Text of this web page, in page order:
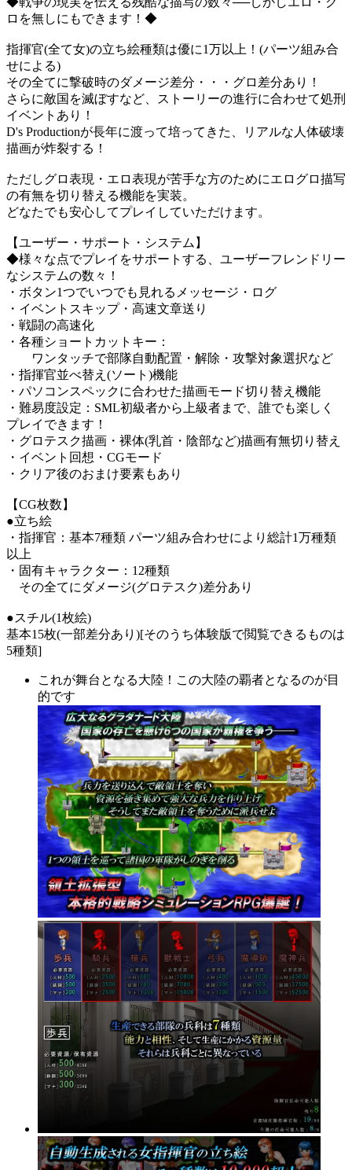
ロを無しにもできます！◆
指揮官(全て女)の立ち絵種類は優に1万以上！(パーツ組み合
せによる)
その全てに撃破時のダメージ差分・・・グロ差分あり！
さらに敵国を滅ぼすなど、ストーリーの進行に合わせて処刑
イベントあり！
D's Productionが長年に渡って培ってきた、リアルな人体破壊
描画が炸裂する！
ただしグロ表現・エロ表現が苦手な方のためにエログロ描写
の有無を切り替える機能を実装。
どなたでも安心してプレイしていただけます。
【ユーザー・サポート・システム】
◆様々な点でプレイをサポートする、ユーザーフレンドリー
なシステムの数々！
・ボタン1つでいつでも見れるメッセージ・ログ
・イベントスキップ・高速文章送り
・戦闘の高速化
・各種ショートカットキー：
ワンタッチで部隊自動配置・解除・攻撃対象選択など
・指揮官並べ替え(ソート)機能
・パソコンスペックに合わせた描画モード切り替え機能
・難易度設定：SML初級者から上級者まで、誰でも楽しく
プレイできます！
・グロテスク描画・裸体(乳首・陰部など)描画有無切り替え
・イベント回想・CGモード
・クリア後のおまけ要素もあり
【CG枚数】
●立ち絵
・指揮官：基本7種類 パーツ組み合わせにより総計1万種類
以上
・固有キャラクター：12種類
その全てにダメージ(グロテスク)差分あり
●スチル(1枚絵)
基本15枚(一部差分あり)[そのうち体験版で閲覧できるものは
5種類]
これが舞台となる大陸！この大陸の覇者となるのが目
的です